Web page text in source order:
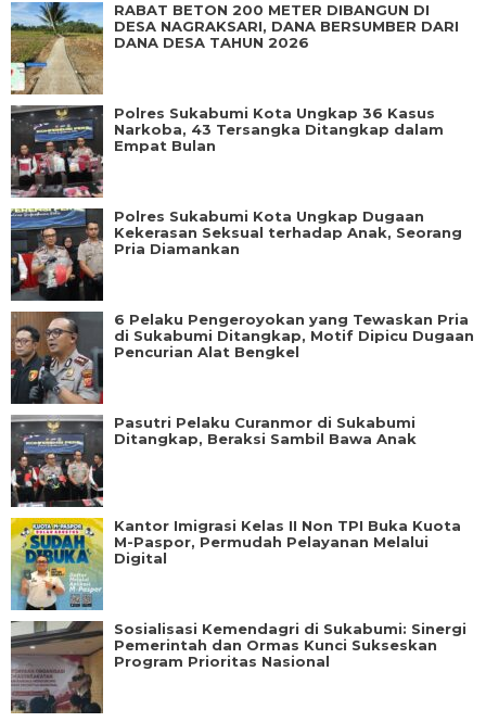
RABAT BETON 200 METER DIBANGUN DI
DESA NAGRAKSARI, DANA BERSUMBER DARI
DANA DESA TAHUN 2026
Polres Sukabumi Kota Ungkap 36 Kasus
Narkoba, 43 Tersangka Ditangkap dalam
Empat Bulan
Polres Sukabumi Kota Ungkap Dugaan
Kekerasan Seksual terhadap Anak, Seorang
Pria Diamankan
6 Pelaku Pengeroyokan yang Tewaskan Pria
di Sukabumi Ditangkap, Motif Dipicu Dugaan
Pencurian Alat Bengkel
Pasutri Pelaku Curanmor di Sukabumi
Ditangkap, Beraksi Sambil Bawa Anak
Kantor Imigrasi Kelas II Non TPI Buka Kuota
M-Paspor, Permudah Pelayanan Melalui
Digital
Sosialisasi Kemendagri di Sukabumi: Sinergi
Pemerintah dan Ormas Kunci Sukseskan
Program Prioritas Nasional